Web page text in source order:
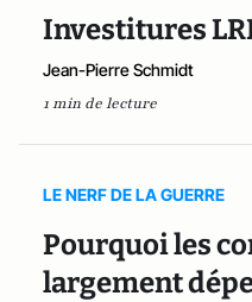
Investitures
Jean-Pierre Schmidt
1 min de lecture
LE NERF DE LA GUERRE
Pourquoi les
largement